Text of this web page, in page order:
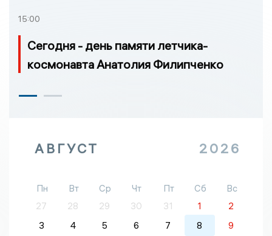
15:00
Сегодня - день памяти летчика-
космонавта Анатолия Филипченко
АВГУСТ 2026
Пн Вт Ср Чт Пт Сб
Вс
27
28 29 30 31 1
2
3
4 5 6 7 8 9